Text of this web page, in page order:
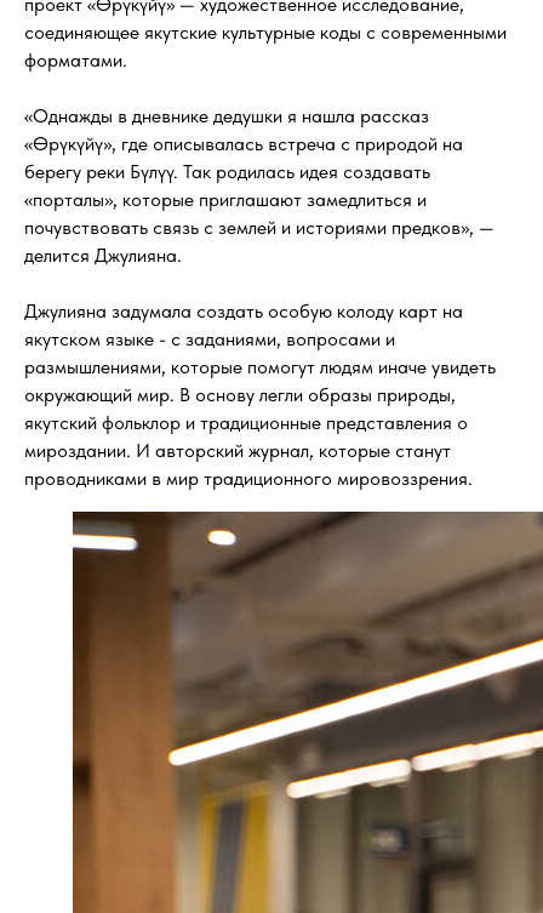
соединяющее якутские культурные коды с современными
форматами.
«Однажды в дневнике дедушки я нашла рассказ
«Өрүкүйү», где описывалась встреча с природой на
берегу реки Бүлүү. Так родилась идея создавать
«порталы», которые приглашают замедлиться и
почувствовать связь с землей и историями предков», —
делится Джулияна.
Джулияна задумала создать особую колоду карт на
якутском языке - с заданиями, вопросами и
размышлениями, которые помогут людям иначе увидеть
окружающий мир. В основу легли образы природы,
якутский фольклор и традиционные представления о
мироздании. И авторский журнал, которые станут
проводниками в мир традиционного мировоззрения.